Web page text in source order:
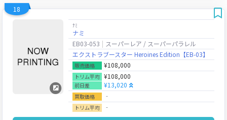
18
ﾅﾐ
ナミ
EB03-053
スーパーレア / スーパーパラレル
エクストラブースター Heroines Edition【EB-03】
販売価格 ¥108,000
トリム平均 ¥108,000
前日差 ¥13,020
買取価格 ‐
トリム平均 ‐